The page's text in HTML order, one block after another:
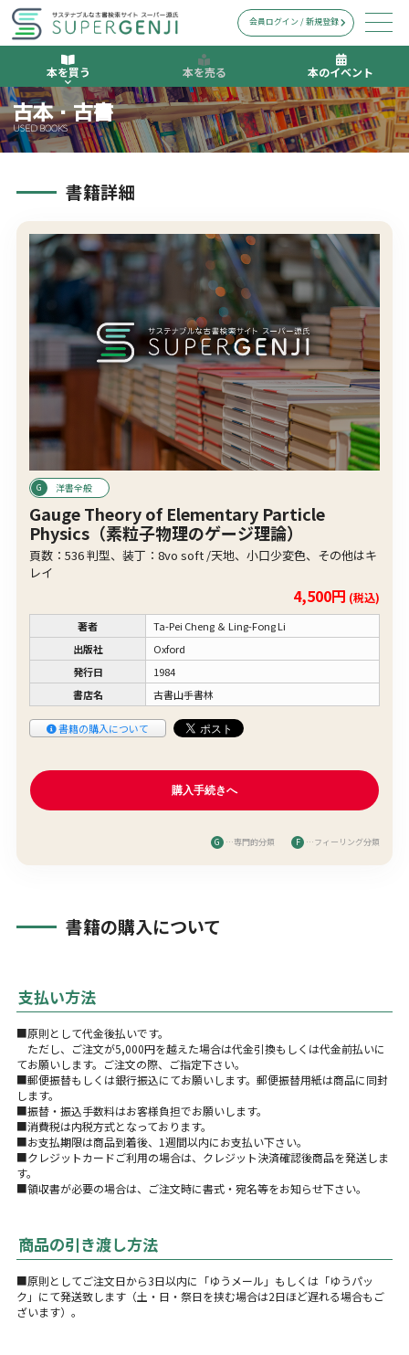
本を買う 本を売る 本のイベント
会員ログイン / 新規登録
古本・古書
USED BOOKS
書籍詳細
洋書全般
Gauge Theory of Elementary Particle
Physics（素粒子物理のゲージ理論）
頁数：536 判型、装丁：8vo soft /天地、小口少変色、その他はキ
レイ
4,500円 (税込)
著者
Ta-Pei Cheng ＆ Ling-Fong Li
出版社
Oxford
発行日
1984
書店名
古書山手書林
書籍の購入について
G …専門的分類 F …フィーリング分類
書籍の購入について
支払い方法
■原則として代金後払いです。
ただし、ご注文が5,000円を越えた場合は代金引換もしくは代金前払いに
てお願いします。ご注文の際、ご指定下さい。
■郵便振替もしくは銀行振込にてお願いします。郵便振替用紙は商品に同封
します。
■振替・振込手数料はお客様負担でお願いします。
■消費税は内税方式となっております。
■お支払期限は商品到着後、1週間以内にお支払い下さい。
■クレジットカードご利用の場合は、クレジット決済確認後商品を発送しま
す。
■領収書が必要の場合は、ご注文時に書式・宛名等をお知らせ下さい。
商品の引き渡し方法
■原則としてご注文日から3日以内に「ゆうメール」もしくは「ゆうパッ
ク」にて発送致します（土・日・祭日を挟む場合は2日ほど遅れる場合もご
ざいます）。